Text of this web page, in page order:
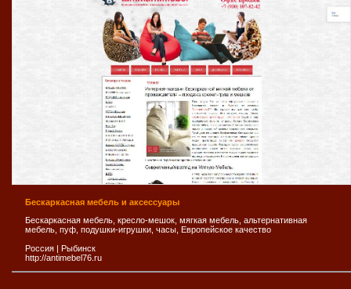
Бескаркасная мебель и аксессуары
Бескаркасная мебель, кресло-мешок, мягкая мебель, альтернативная
мебель, пуф, подушки-игрушки, часы, Европейское качество
Россия | Рыбинск
http://antimebel76.ru